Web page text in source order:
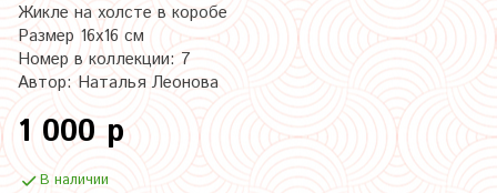
Жикле на холсте в коробе
Размер 16х16 см
Номер в коллекции: 7
Автор: Наталья Леонова
1 000 р
В наличии